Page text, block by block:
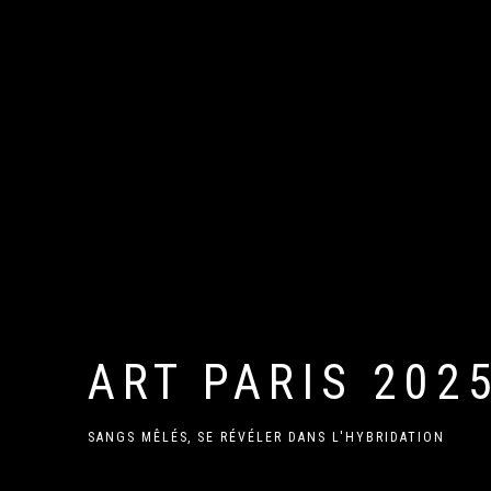
ART PARIS
SANGS MÊLÉS, SE RÉVÉLER DANS L'HYBRIDATION